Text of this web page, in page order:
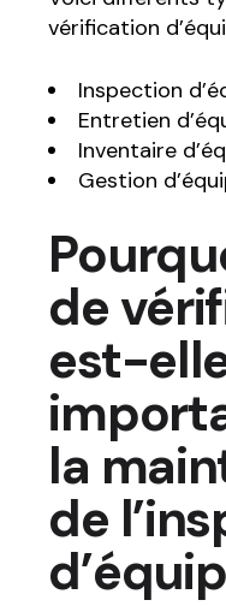
vérification
Inspection
Entretien
Inventaire
Gestion
de
est-
la
de